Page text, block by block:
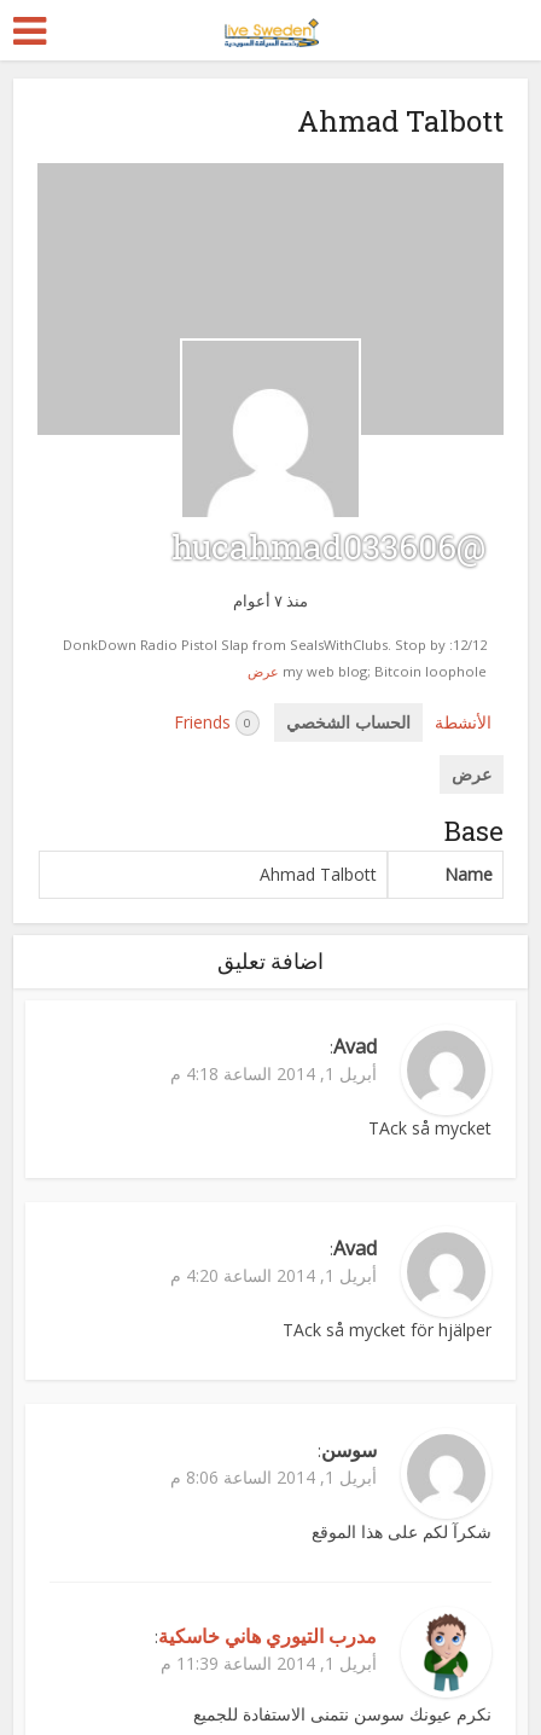
Ahmad Talbott
@hucahmad033606
منذ ٧ أعوام
12/12: DonkDown Radio Pistol Slap from SealsWithClubs. Stop by
my web blog; Bitcoin loophole عرض
الأنشطة الحساب الشخصي Friends 0
عرض
Base
Name
Ahmad Talbott
اضافة تعليق
Avad
:
أبريل 1, 2014 الساعة 4:18 م
TAck så mycket
Avad
:
أبريل 1, 2014 الساعة 4:20 م
TAck så mycket för hjälper
سوسن:
أبريل 1, 2014 الساعة 8:06 م
شكرآ لكم على هذا الموقع
مدرب التيوري هاني خاسكية:
أبريل 1, 2014 الساعة 11:39 م
نكرم عيونك سوسن نتمنى الاستفادة للجميع